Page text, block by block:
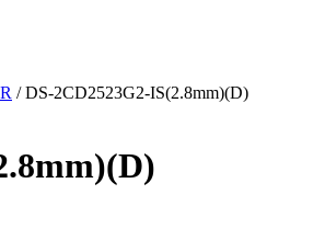
/ DS-2CD2523G2-IS(2.8mm)(D)